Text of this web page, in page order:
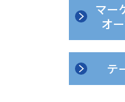
マー
オ
テ